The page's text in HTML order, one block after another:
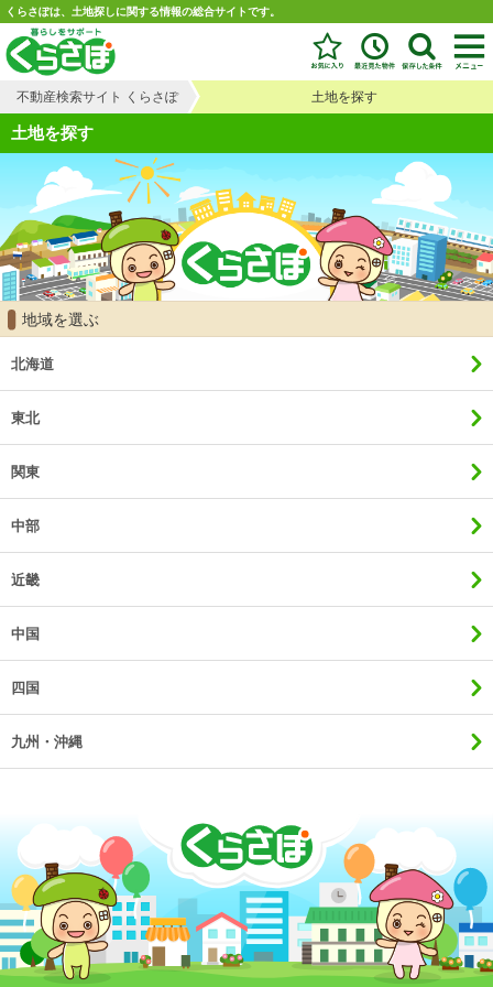
くらさぽは、土地探しに関する情報の総合サイトです。
不動産検索サイト くらさぽ 土地を探す
土地を探す
地域を選ぶ
北海道
東北
関東
中部
近畿
中国
四国
九州・沖縄